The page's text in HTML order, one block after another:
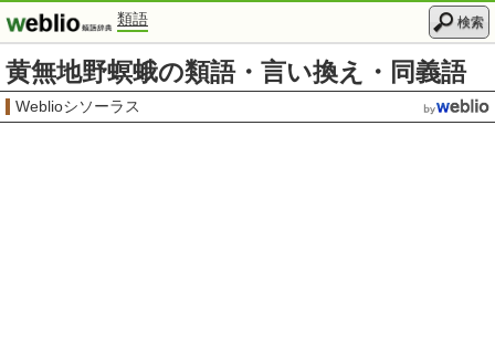
類語 検索
黄無地野螟蛾の類語・言い換え・同義語
Weblioシソーラス